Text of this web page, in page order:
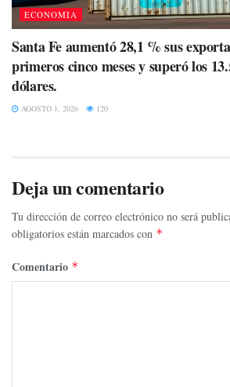
ECONOMIA
Santa Fe aumentó 28,1 % sus
primeros cinco meses y superó los
dólares.
AGOSTO 1, 2026 120
Deja un comentario
Tu dirección de correo electrónico no será
obligatorios están marcados con *
Comentario *